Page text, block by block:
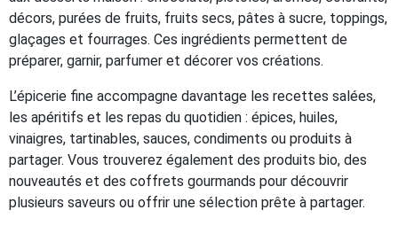
décors, purées de fruits, fruits secs, pâtes à sucre, toppings,
glaçages et fourrages. Ces ingrédients permettent de
préparer, garnir, parfumer et décorer vos créations.
L’épicerie fine accompagne davantage les recettes salées,
les apéritifs et les repas du quotidien : épices, huiles,
vinaigres, tartinables, sauces, condiments ou produits à
partager. Vous trouverez également des produits bio, des
nouveautés et des coffrets gourmands pour découvrir
plusieurs saveurs ou offrir une sélection prête à partager.